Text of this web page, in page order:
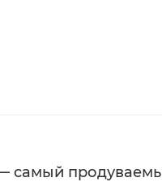
— самый